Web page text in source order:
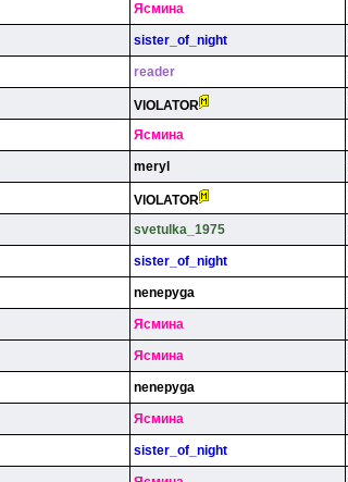
Яcминa
sister_of_night
reader
VlOLATOR
Яcминa
meryl
VlOLATOR
svetulka_1975
sister_of_night
nenepyga
Яcминa
Яcминa
nenepyga
Яcминa
sister_of_night